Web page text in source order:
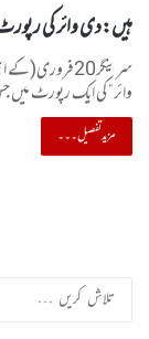
ہیں:دی وائر کی
وائر” کی ایک رپورٹ
مزید تفصیل۔۔۔